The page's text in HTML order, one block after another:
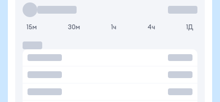
15м 30м 1ч 4ч 1Д